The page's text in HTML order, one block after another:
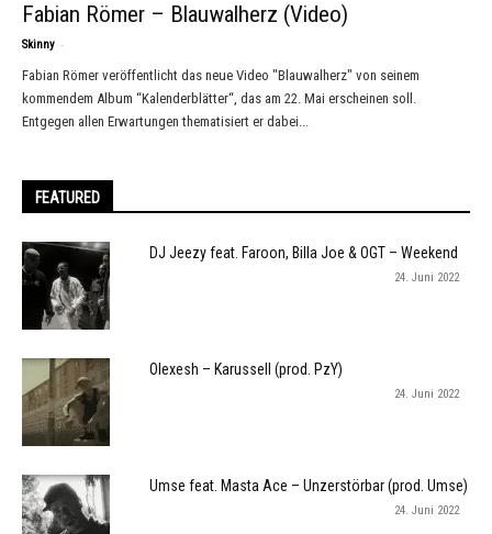
Fabian Römer – Blauwalherz (Video)
Skinny -
Fabian Römer veröffentlicht das neue Video "Blauwalherz" von seinem
kommendem Album “Kalenderblätter“, das am 22. Mai erscheinen soll.
Entgegen allen Erwartungen thematisiert er dabei...
FEATURED
DJ Jeezy feat. Faroon, Billa Joe & OGT – Weekend
24. Juni 2022
Olexesh – Karussell (prod. PzY)
24. Juni 2022
Umse feat. Masta Ace – Unzerstörbar (prod. Umse)
24. Juni 2022